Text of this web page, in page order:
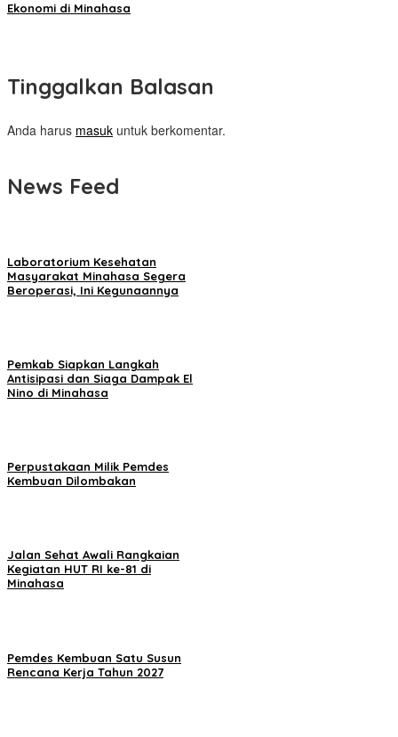
Ekonomi di Minahasa
Tinggalkan Balasan
Anda harus masuk untuk berkomentar.
News Feed
Laboratorium Kesehatan
Masyarakat Minahasa Segera
Beroperasi, Ini Kegunaannya
Pemkab Siapkan Langkah
Antisipasi dan Siaga Dampak El
Nino di Minahasa
Perpustakaan Milik Pemdes
Kembuan Dilombakan
Jalan Sehat Awali Rangkaian
Kegiatan HUT RI ke-81 di
Minahasa
Pemdes Kembuan Satu Susun
Rencana Kerja Tahun 2027